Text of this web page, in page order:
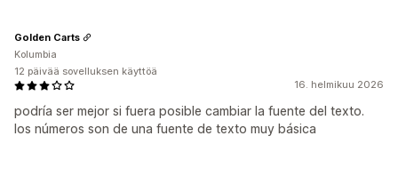
16. helmikuu 2026
podría ser mejor si fuera posible cambiar la fuente del texto.
los números son de una fuente de texto muy básica
Golden Carts
Kolumbia
12 päivää sovelluksen käyttöä